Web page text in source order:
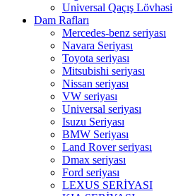
Universal Qaçış Lövhəsi
Dam Rafları
Mercedes-benz seriyası
Navara Seriyası
Toyota seriyası
Mitsubishi seriyası
Nissan seriyası
VW seriyası
Universal seriyası
Isuzu Seriyası
BMW Seriyası
Land Rover seriyası
Dmax seriyası
Ford seriyası
LEXUS SERİYASI